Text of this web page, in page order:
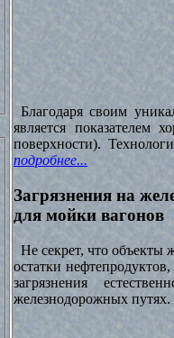
Благодаря своим
является показателем
поверхности).
подробнее...
Загрязнения на
для мойки вагонов
Не секрет, что объекты
остатки нефтепродуктов,
загрязнения
железнодорожных путях.